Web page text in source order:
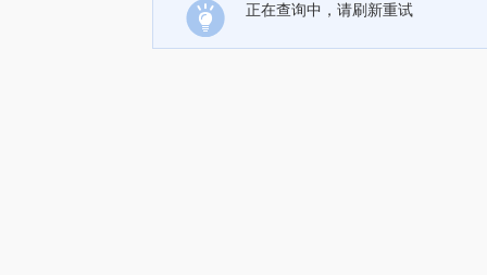
正在查询中，请刷新重试